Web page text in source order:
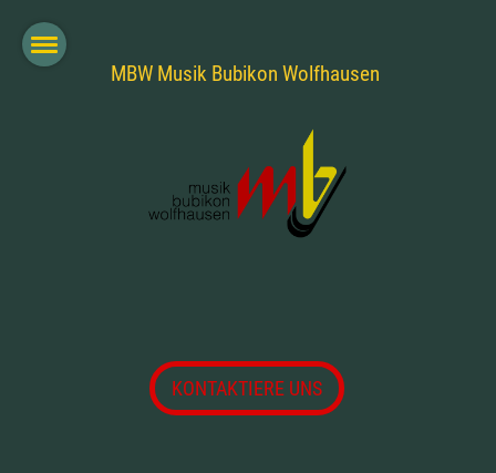
MBW Musik Bubikon Wolfhausen
KONTAKTIERE UNS